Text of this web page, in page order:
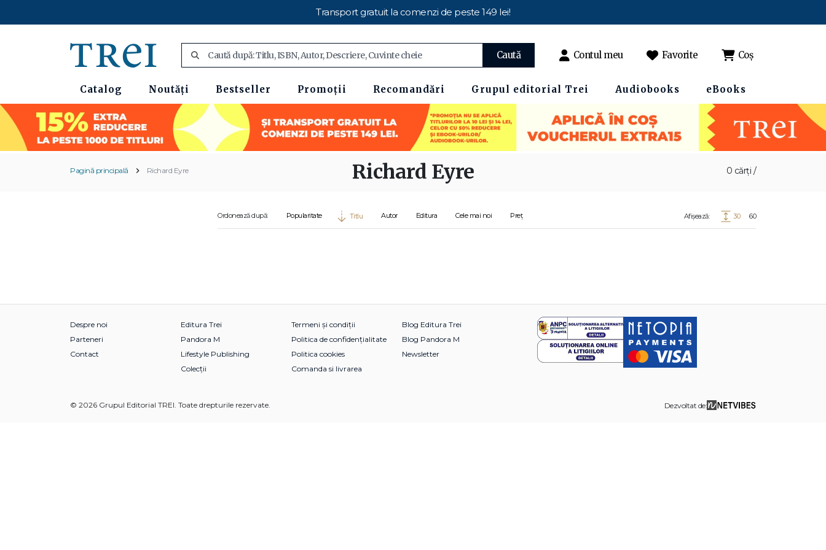
Transport gratuit la comenzi de peste 149 lei!
Caută Contul meu Favorite Coș
Catalog Noutăți Bestseller Promoții Recomandări Grupul editorial Trei Audiobooks eBooks
Pagină principală Richard Eyre 0 cărți /
Richard Eyre
Ordonează după: Popularitate Titlu Autor Editura Cele mai noi Preț Afișează: 30 60
Despre noi
Parteneri
Contact
Editura Trei
Pandora M
Lifestyle Publishing
Colecții
Termeni și condiții
Politica de confidențialitate
Politica cookies
Comanda si livrarea
Blog Editura Trei
Blog Pandora M
Newsletter
© 2026 Grupul Editorial TREI. Toate drepturile rezervate. Dezvoltat de: